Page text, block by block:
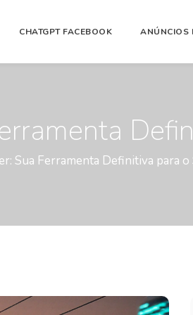
CHATGPT FACEBOOK ANÚNCIOS
Sua Ferramenta Definitiva para o